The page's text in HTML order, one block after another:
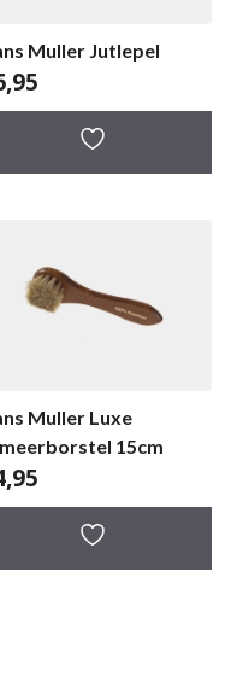
Muller Jutlepel
Muller Luxe
15cm